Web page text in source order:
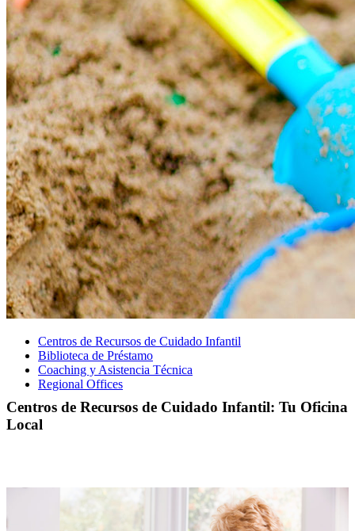
Centros de Recursos de Cuidado Infantil
Biblioteca de Préstamo
Coaching y Asistencia Técnica
Regional Offices
Centros de Recursos de Cuidado Infantil: Tu Oficina
Local